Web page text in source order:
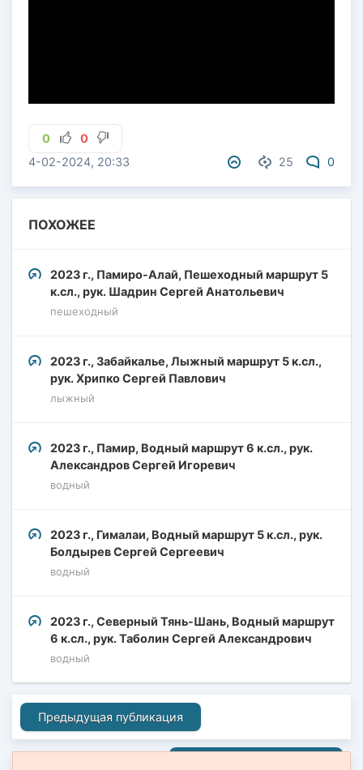
0
0
25
0
4-02-2024, 20:33
ПОХОЖЕЕ
2023 г., Памиро-Алай, Пешеходный маршрут 5
к.сл., рук. Шадрин Сергей Анатольевич
пешеходный
2023 г., Забайкалье, Лыжный маршрут 5 к.сл.,
рук. Хрипко Сергей Павлович
лыжный
2023 г., Памир, Водный маршрут 6 к.сл., рук.
Александров Сергей Игоревич
водный
2023 г., Гималаи, Водный маршрут 5 к.сл., рук.
Болдырев Сергей Сергеевич
водный
2023 г., Северный Тянь-Шань, Водный маршрут
6 к.сл., рук. Таболин Сергей Александрович
водный
Предыдущая публикация